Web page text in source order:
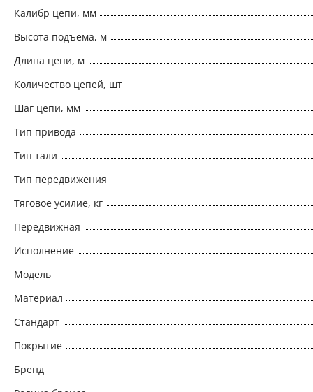
Калибр цепи, мм
Высота подъема, м
Длина цепи, м
Количество цепей, шт
Шаг цепи, мм
Тип привода
Тип тали
Тип передвижения
Тяговое усилие, кг
Передвижная
Исполнение
Модель
Материал
Стандарт
Покрытие
Бренд